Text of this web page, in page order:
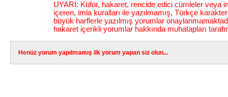
UYARI: Küfür, hakaret, rencide edici cümleler veya
içeren, imla kuralları ile yazılmamış, Türkçe
büyük harflerle yazılmış yorumlar
hakaret içerikli yorumlar hakkında muhatapları
Henüz yorum yapılmamış ilk yorum yapan siz olun...